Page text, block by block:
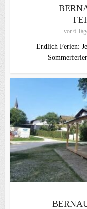
vor 6
Endlich Ferien: